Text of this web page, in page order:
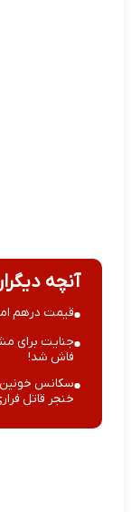
آنچه
قیمت درهم امروز
جنایت برای
فاش شد!
سکانس خونین
خنجر قاتل